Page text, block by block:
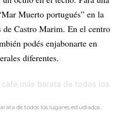
Muerto portugués” en la
de Castro Marim. En el centro
podés enjabonarte en
diferentes.
de todos los lugares estudiados.